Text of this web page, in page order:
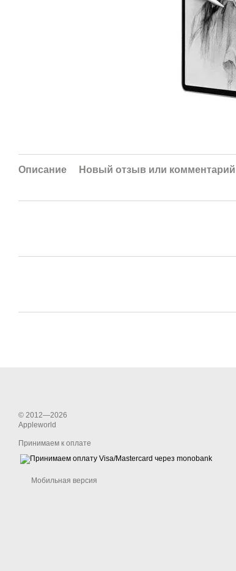
Описание Новый отзыв или комментарий
© 2012—2026
Appleworld
Принимаем к оплате
Мобильная версия